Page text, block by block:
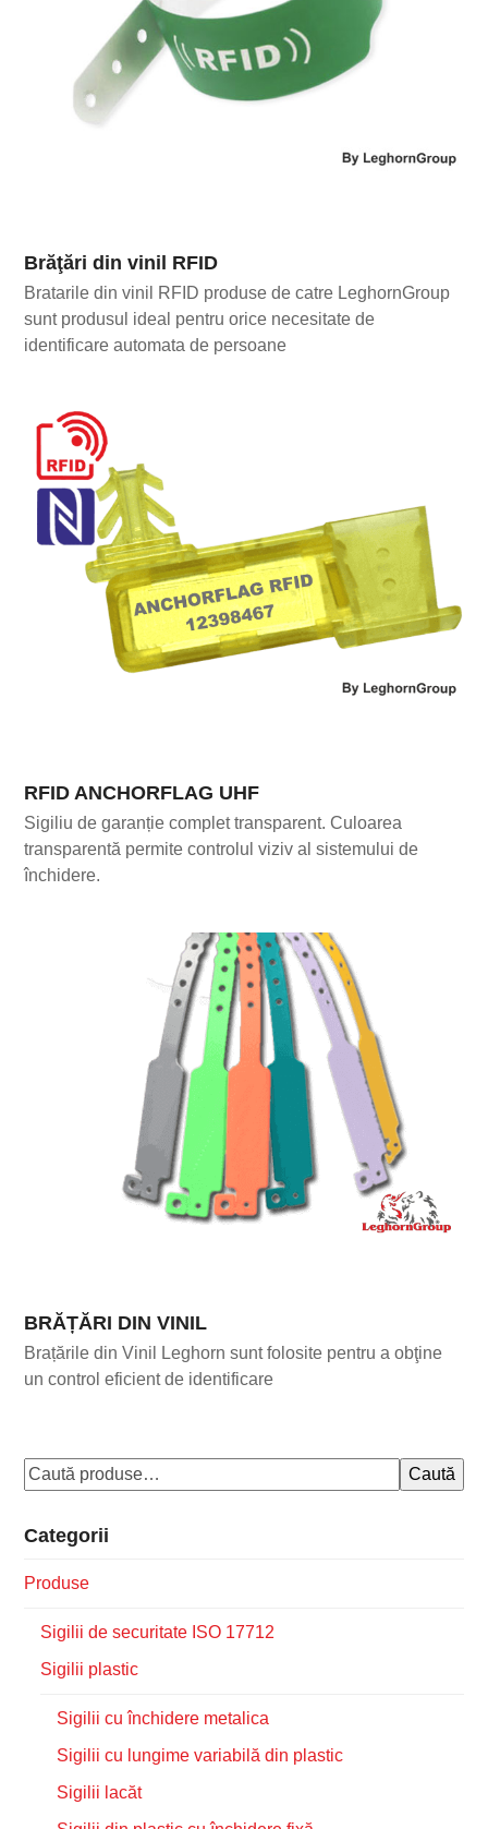
Brăţări din vinil RFID
Bratarile din vinil RFID produse de catre LeghornGroup
sunt produsul ideal pentru orice necesitate de
identificare automata de persoane
RFID ANCHORFLAG UHF
Sigiliu de garanție complet transparent. Culoarea
transparentă permite controlul viziv al sistemului de
închidere.
BRĂȚĂRI DIN VINIL
Brațările din Vinil Leghorn sunt folosite pentru a obţine
un control eficient de identificare
Caută
Categorii
Produse
Sigilii de securitate ISO 17712
Sigilii plastic
Sigilii cu închidere metalica
Sigilii cu lungime variabilă din plastic
Sigilii lacăt